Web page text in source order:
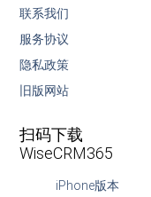
联系我们
服务协议
隐私政策
旧版网站
扫码下载
WiseCRM365
iPhone版本